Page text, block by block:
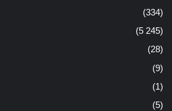
(334)
(5 245)
(28)
(9)
(1)
(5)